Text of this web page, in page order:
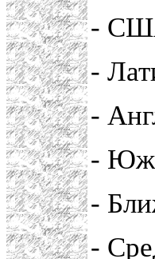
-
-
-
-
-
-